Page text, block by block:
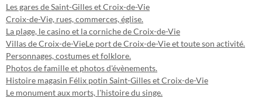
Les gares de Saint-Gilles et Croix-de-Vie
Croix-de-Vie, rues, commerces, église.
La plage, le casino et la corniche de Croix-de-Vie
Villas de Croix-de-VieLe port de Croix-de-Vie et toute son activité.
Personnages, costumes et folklore.
Photos de famille et photos d'évènements.
Histoire magasin Félix potin Saint-Gilles et Croix-de-Vie
Le monument aux morts, l'histoire du singe.